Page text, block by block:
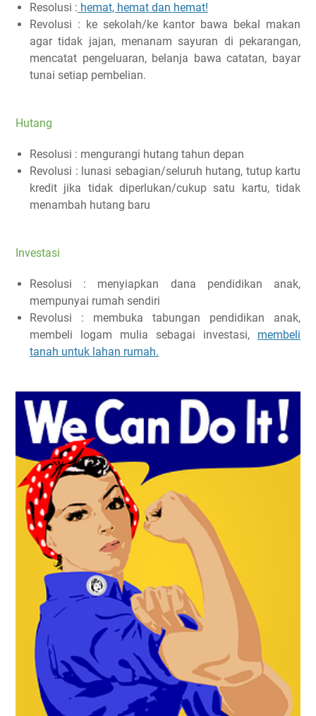
Resolusi : hemat, hemat dan hemat!
Revolusi : ke sekolah/ke kantor bawa bekal makan
agar tidak jajan, menanam sayuran di pekarangan,
mencatat pengeluaran, belanja bawa catatan, bayar
tunai setiap pembelian.
Hutang
Resolusi : mengurangi hutang tahun depan
Revolusi : lunasi sebagian/seluruh hutang, tutup kartu
kredit jika tidak diperlukan/cukup satu kartu, tidak
menambah hutang baru
Investasi
Resolusi : menyiapkan dana pendidikan anak,
mempunyai rumah sendiri
Revolusi : membuka tabungan pendidikan anak,
membeli logam mulia sebagai investasi, membeli
tanah untuk lahan rumah.